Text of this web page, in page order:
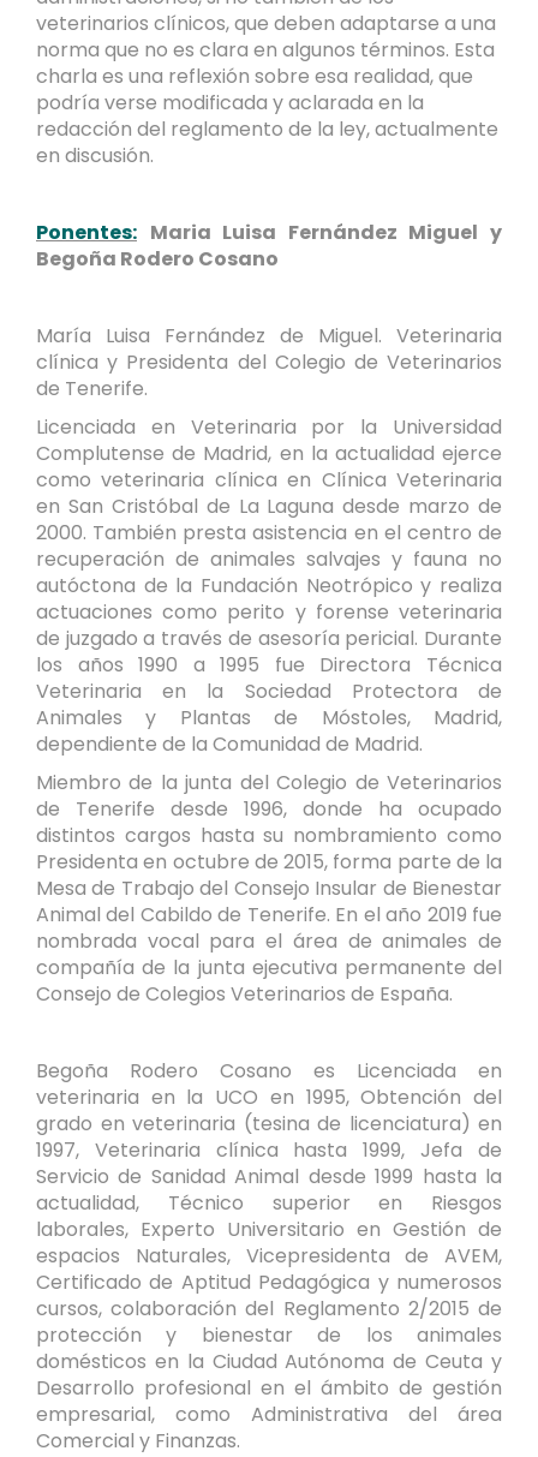
veterinarios clínicos, que deben adaptarse a una
norma que no es clara en algunos términos. Esta
charla es una reflexión sobre esa realidad, que
podría verse modificada y aclarada en la
redacción del reglamento de la ley, actualmente
en discusión.
Ponentes: Maria Luisa Fernández Miguel y
Begoña Rodero Cosano
María Luisa Fernández de Miguel. Veterinaria
clínica y Presidenta del Colegio de Veterinarios
de Tenerife.
Licenciada en Veterinaria por la Universidad
Complutense de Madrid, en la actualidad ejerce
como veterinaria clínica en Clínica Veterinaria
en San Cristóbal de La Laguna desde marzo de
2000. También presta asistencia en el centro de
recuperación de animales salvajes y fauna no
autóctona de la Fundación Neotrópico y realiza
actuaciones como perito y forense veterinaria
de juzgado a través de asesoría pericial. Durante
los años 1990 a 1995 fue Directora Técnica
Veterinaria en la Sociedad Protectora de
Animales y Plantas de Móstoles, Madrid,
dependiente de la Comunidad de Madrid.
Miembro de la junta del Colegio de Veterinarios
de Tenerife desde 1996, donde ha ocupado
distintos cargos hasta su nombramiento como
Presidenta en octubre de 2015, forma parte de la
Mesa de Trabajo del Consejo Insular de Bienestar
Animal del Cabildo de Tenerife. En el año 2019 fue
nombrada vocal para el área de animales de
compañía de la junta ejecutiva permanente del
Consejo de Colegios Veterinarios de España.
Begoña Rodero Cosano es Licenciada en
veterinaria en la UCO en 1995, Obtención del
grado en veterinaria (tesina de licenciatura) en
1997, Veterinaria clínica hasta 1999, Jefa de
Servicio de Sanidad Animal desde 1999 hasta la
actualidad, Técnico superior en Riesgos
laborales, Experto Universitario en Gestión de
espacios Naturales, Vicepresidenta de AVEM,
Certificado de Aptitud Pedagógica y numerosos
cursos, colaboración del Reglamento 2/2015 de
protección y bienestar de los animales
domésticos en la Ciudad Autónoma de Ceuta y
Desarrollo profesional en el ámbito de gestión
empresarial, como Administrativa del área
Comercial y Finanzas.